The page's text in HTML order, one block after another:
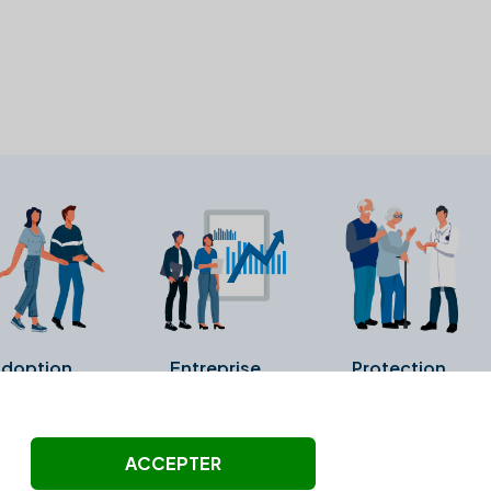
Entreprise Protection
ni été vérifiés par Alexia.fr.
ACCEPTER